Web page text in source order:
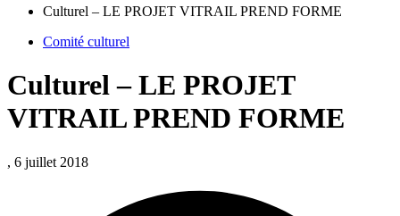
Culturel – LE PROJET VITRAIL PREND FORME
Comité culturel
Culturel – LE PROJET
VITRAIL PREND FORME
, 6 juillet 2018